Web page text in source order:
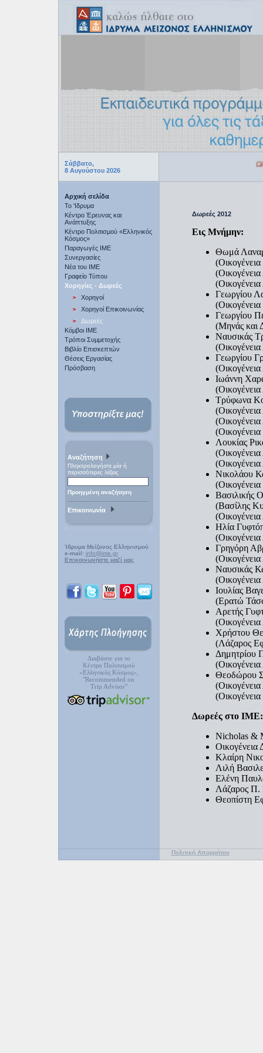
Σάββατο,
8 Αυγούστου 2026
Αρχική σελίδα
Το 'Ιδρυμα
Κέντρο Έρευνας και
Ανάπτυξης
Κέντρο Πολιτισμού «Ελληνικός
Κόσμος»
Παραγωγές IME
Συνεργασίες
Νέα του ΙΜΕ
Γραφείο Τύπου
Χορηγίες - Δωρεές
Χορηγοί
Χορηγοί Επικοινωνίας
Δωρεές
Κόμβοι ΙΜΕ
Τρόποι Συμμετοχής
Βιβλίο Επισκεπτών
Θέσεις Εργασίας
Πρόσβαση
Αναζήτηση
Πληκτρολογήστε μία ή
περισσότερες λέξεις
Προηγμένη αναζήτηση
Επικοινωνία
Ίδρυμα Μείζονος Ελληνισμού
e-mail: info@ime.gr
Επικοινωνήστε μαζί μας
Διαβάστε για το
Κέντρο Πολιτισμού
«Ελληνικός Κόσμος»,
"Recommended on
Trip Advisor"
Δωρεές 2012
Εις Μνήμην:
Θωμά
Γεωργίου
Γεωργίου
(Μηνάς και
Ναυσικάς
Γεωργίου
Ιωάννη
Τρύφωνα
Λουκίας
Νικολάου
Βασιλικής
(Βασίλης
Ηλία
Γρηγόρη
Ναυσικάς
Ιουλίας
(Ερατώ
Αρετής
Χρήστου
(Λάζαρος
Δημητρίου
Θεοδώρου
Δωρεές στο ΙΜΕ:
Nicholas &
Οικογένεια
Κλαίρη
Λιλή
Ελένη
Λάζαρος Π.
Θεοπίστη
Πολιτική Απορρήτου